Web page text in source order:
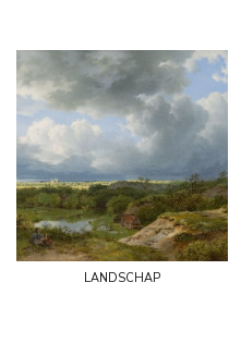
landschap